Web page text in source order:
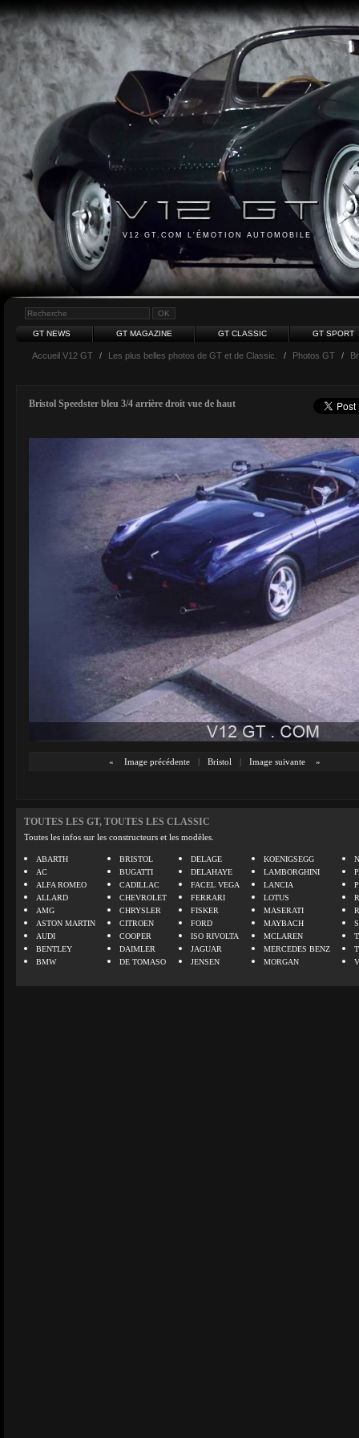
V12 GT.COM L'ÉMOTION AUTOMOBILE
GT NEWS GT MAGAZINE GT CLASSIC GT SPORT
Accueil V12 GT / Les plus belles photos de GT et de Classic. / Photos GT /
Bristol Speedster bleu 3/4 arrière droit vue de haut
« Image précédente | Bristol | Image suivante »
TOUTES LES GT, TOUTES LES CLASSIC
Toutes les infos sur les constructeurs et les modèles.
ABARTH
AC
ALFA ROMEO
ALLARD
AMG
ASTON MARTIN
AUDI
BENTLEY
BMW
BRISTOL
BUGATTI
CADILLAC
CHEVROLET
CHRYSLER
CITROEN
COOPER
DAIMLER
DE TOMASO
DELAGE
DELAHAYE
FACEL VEGA
FERRARI
FISKER
FORD
ISO RIVOLTA
JAGUAR
JENSEN
KOENIGSEGG
LAMBORGHINI
LANCIA
LOTUS
MASERATI
MAYBACH
MCLAREN
MERCEDES BENZ
MORGAN